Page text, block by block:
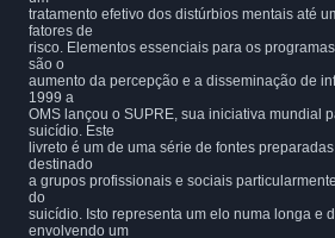
tratamento efetivo dos distúrbios mentais até
fatores de
risco. Elementos essenciais para os
são o
aumento da percepção e a disseminação de
1999 a
OMS lançou o SUPRE, sua iniciativa mundial
suicídio. Este
livreto é um de uma série de fontes
destinado
a grupos profissionais e sociais
do
suicídio. Isto representa um elo numa longa e
envolvendo um